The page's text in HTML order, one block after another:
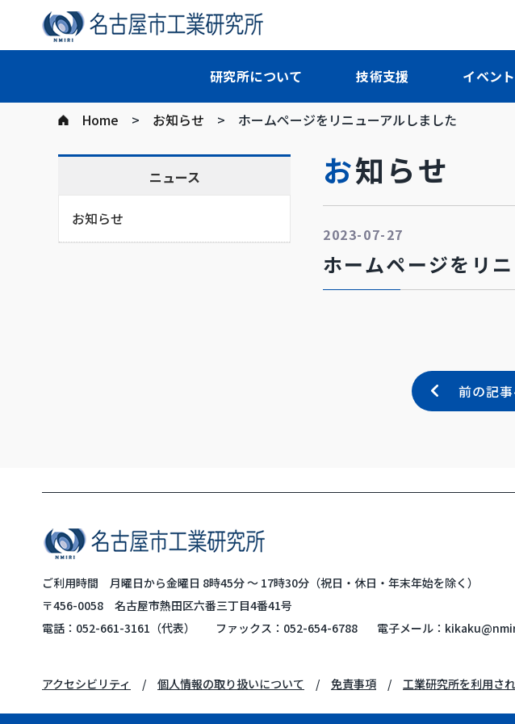
研究所について 技術支援 イベント
Home お知らせ ホームページをリニューアルしました
お知らせ
2023-07-27
ホームページをリ
前の記
ニュース
お知らせ
ご利用時間 月曜日から金曜日 8時45分 ～ 17時30分（祝日・休日・年末年始を除く）
〒456-0058 名古屋市熱田区六番三丁目4番41号
電話： 052-661-3161 （代表） ファックス：052-654-6788 電子メール：
アクセシビリティ 個人情報の取り扱いについて 免責事項 工業研究所を利用さ